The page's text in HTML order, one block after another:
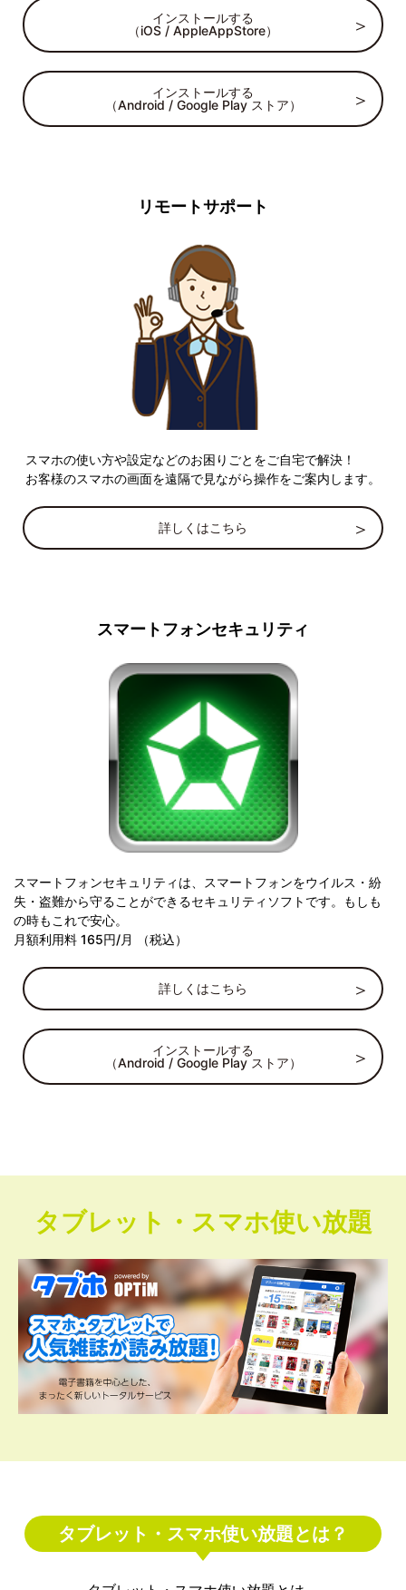
インストールする
（iOS / AppleAppStore）
インストールする
（Android / Google Play ストア）
リモートサポート
スマホの使い方や設定などのお困りごとをご自宅で解決！
お客様のスマホの画面を遠隔で見ながら操作をご案内します。
詳しくはこちら
スマートフォンセキュリティ
スマートフォンセキュリティは、スマートフォンをウイルス・紛
失・盗難から守ることができるセキュリティソフトです。もしも
の時もこれで安心。
月額利用料 165円/月 （税込）
詳しくはこちら
インストールする
（Android / Google Play ストア）
タブレット・スマホ使い放題
タブレット・スマホ使い放題とは？